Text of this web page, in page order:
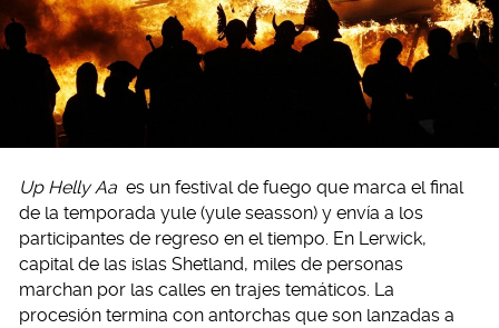
Up Helly Aa es un festival de fuego que marca el final
de la temporada yule (yule seasson) y envía a los
participantes de regreso en el tiempo. En Lerwick,
capital de las islas Shetland, miles de personas
marchan por las calles en trajes temáticos. La
procesión termina con antorchas que son lanzadas a